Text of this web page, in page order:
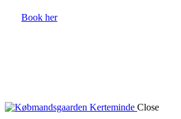
Book her
Close